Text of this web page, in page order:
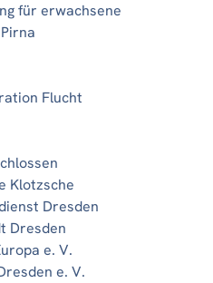
für erwachsene
Flucht
Klotzsche
Dresden
Dresden
e. V.
e. V.